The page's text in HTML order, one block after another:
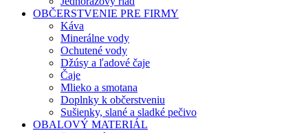
OBČERSTVENIE PRE FIRMY
Káva
Minerálne vody
Ochutené vody
Džúsy a ľadové čaje
Čaje
Mlieko a smotana
Doplnky k občerstveniu
Sušienky, slané a sladké pečivo
OBALOVÝ MATERIÁL